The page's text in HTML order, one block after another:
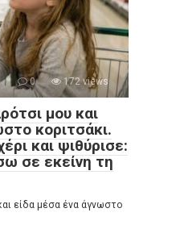
0 172 views
μου και
κοριτσάκι.
και ψιθύρισε:
σε εκείνη τη
είδα μέσα ένα άγνωστο